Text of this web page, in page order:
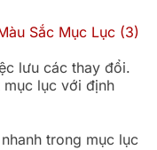
lưu các thay đổi.
lục với định
trong mục lục